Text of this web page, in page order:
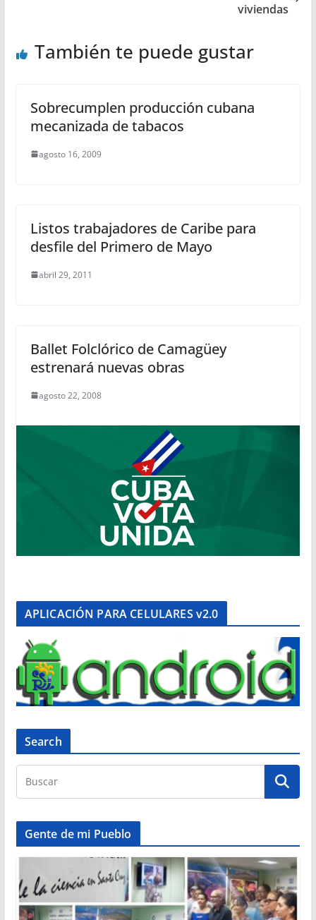
viviendas
También te puede gustar
Sobrecumplen producción cubana
mecanizada de tabacos
agosto 16, 2009
Listos trabajadores de Caribe para
desfile del Primero de Mayo
abril 29, 2011
Ballet Folclórico de Camagüey
estrenará nuevas obras
agosto 22, 2008
APLICACIÓN PARA CELULARES v2.0
Search
Gente de mi Pueblo